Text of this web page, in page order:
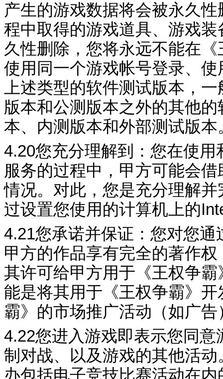
产生的游戏数据将会被永久性
程中取得的游戏道具、游戏
久性删除，您将永远不能在《
使用同一个游戏帐号登录、使
上述类型的软件测试版本，
版本和公测版本之外的其他
本、内测版本和外部测试版本
4.20您充分理解到：您在使用
服务的过程中，甲方可能会借
情况。对此，您是充分理解并
过设置您使用的计算机上的
4.21您承诺并保证：您对您通
甲方的作品享有完全的著作
其许可给甲方用于《王权争霸
能是将其用于《王权争霸》开
霸》的市场推广活动（如广告
4.22您进入游戏即表示您同意
制对战、以及游戏的其他活动
办包括电子竞技比赛活动在